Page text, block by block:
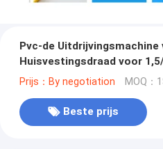
Pvc-de Uitdrijvingsmachine
Huisvestingsdraad voor
Prijs：By negotiation MOQ：
Beste prijs